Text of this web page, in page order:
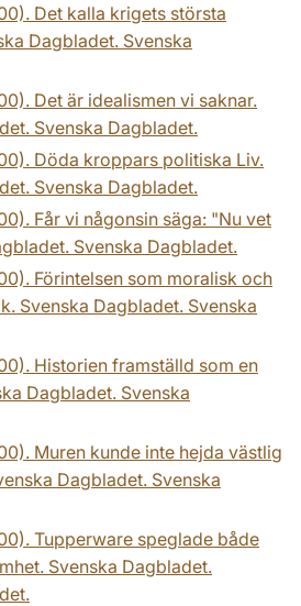
Det kalla krigets största
Dagbladet. Svenska
Det är idealismen vi saknar.
Svenska Dagbladet.
Döda kroppars politiska Liv.
Svenska Dagbladet.
Får vi någonsin säga: "Nu vet
Svenska Dagbladet.
Förintelsen som moralisk och
Svenska Dagbladet. Svenska
Historien framställd som en
Dagbladet. Svenska
Muren kunde inte hejda västlig
Dagbladet. Svenska
Tupperware speglade både
Svenska Dagbladet.